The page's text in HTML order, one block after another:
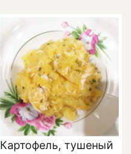
Картофель, тушеный